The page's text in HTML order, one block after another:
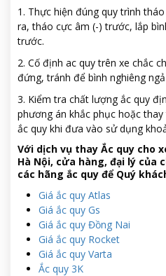
1. Thực hiện đúng quy trình
ra, tháo cực âm (-) trước, lắp
trước.
2. Cố định ac quy trên xe chắc
đứng, tránh để bình nghiêng
3. Kiểm tra chất lượng ắc quy
phương án khắc phục hoặc
ắc quy khi đưa vào sử dụng
Với dịch vụ thay Ắc quy cho
Hà Nội, cửa hàng, đại lý của
các hãng ắc quy để Quý
Giá ắc quy Atlas
Giá ắc quy Gs
Giá ắc quy Đồng Nai
Giá ắc quy Rocket
Giá ắc quy Varta
Ắc quy 3K